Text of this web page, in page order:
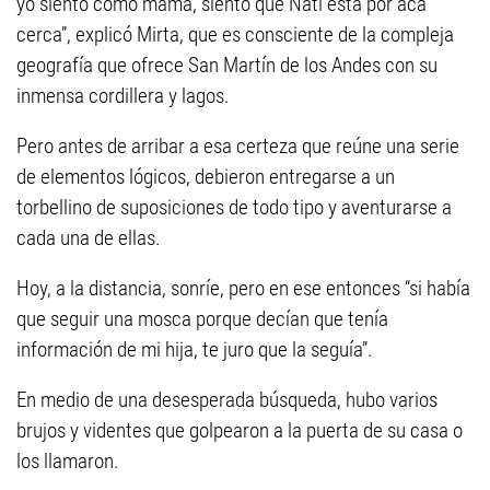
cerca”, explicó Mirta, que es consciente de la compleja
geografía que ofrece San Martín de los Andes con su
inmensa cordillera y lagos.
Pero antes de arribar a esa certeza que reúne una serie
de elementos lógicos, debieron entregarse a un
torbellino de suposiciones de todo tipo y aventurarse a
cada una de ellas.
Hoy, a la distancia, sonríe, pero en ese entonces “si había
que seguir una mosca porque decían que tenía
información de mi hija, te juro que la seguía”.
En medio de una desesperada búsqueda, hubo varios
brujos y videntes que golpearon a la puerta de su casa o
los llamaron.